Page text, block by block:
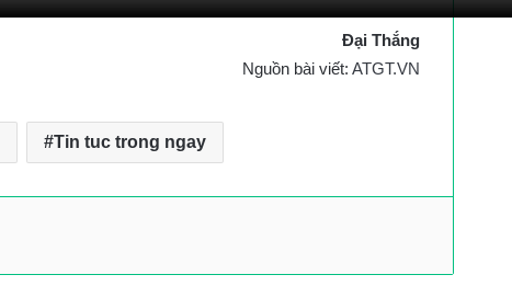
Đại Thắng
Nguồn bài viết: ATGT.VN
Tin tuc trong ngay